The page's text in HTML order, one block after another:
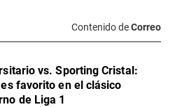
Contenido deCorreo
vs. Sporting Cristal:
favorito en el clásico
de Liga 1